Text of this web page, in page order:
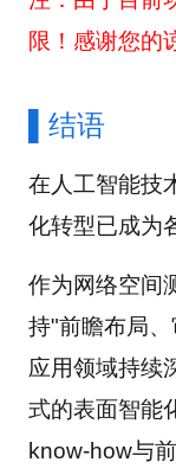
限！感谢您的
▌结语
在人工智能技
化转型已成为
作为网络空间
持"前瞻布局
应用领域持续
式的表面智能
know-how与